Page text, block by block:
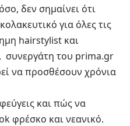
δεν σημαίνει ότι
για όλες τις
hairstylist και
συνεργάτη του prima.gr
να προσθέσουν χρόνια
και πώς να
φρέσκο και νεανικό.